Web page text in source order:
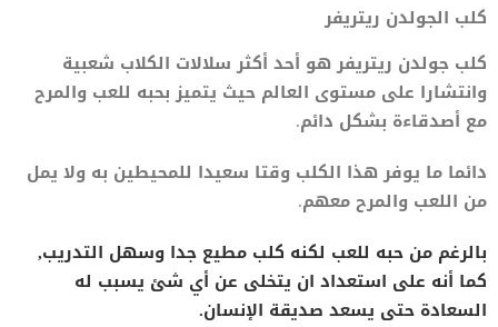
كلب الجولدن ريتريفر
كلب جولدن ريتريفر هو أحد أكثر سلالات الكلاب شعبية
وانتشارا على مستوى العالم حيث يتميز بحبه للعب والمرح
مع أصدقاءة بشكل دائم.
دائما ما يوفر هذا الكلب وقتا سعيدا للمحيطين به ولا يمل
من اللعب والمرح معهم.
بالرغم من حبه للعب لكنه كلب مطيع جدا وسهل التدريب,
كما أنه على استعداد ان يتخلى عن أي شئ يسبب له
السعادة حتى يسعد صديقة الإنسان.